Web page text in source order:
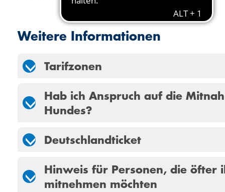
Weitere Informationen
Tarifzonen
Hab ich Anspruch auf die
Hundes?
Deutschlandticket
Hinweis für Personen, die öfter
mitnehmen möchten